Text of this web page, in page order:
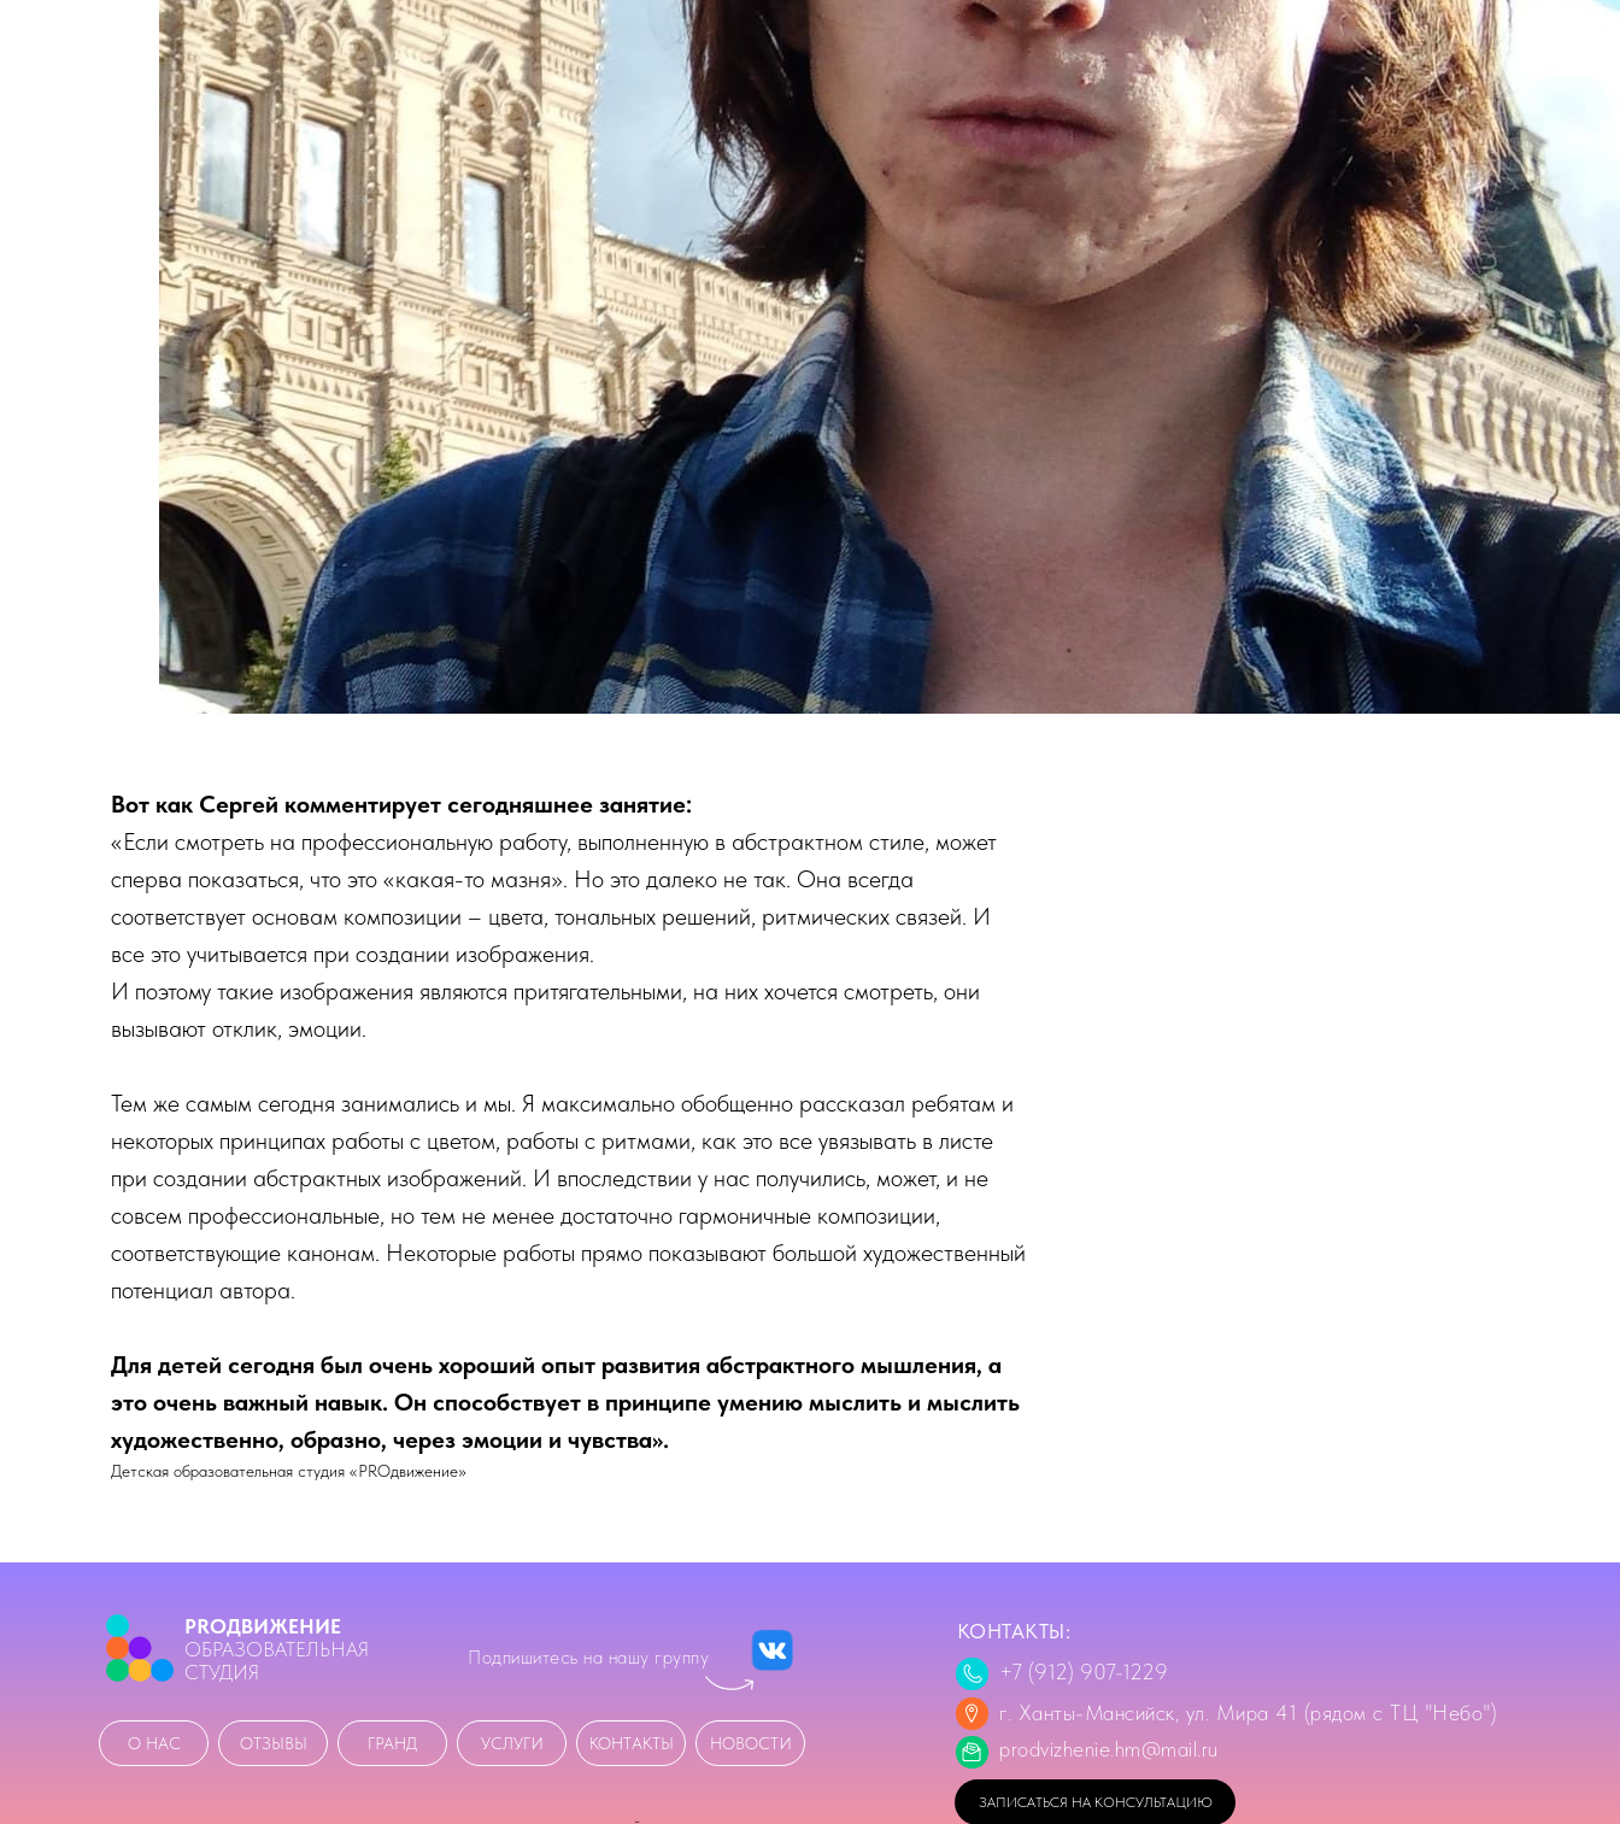
Вот как Сергей комментирует сегодняшнее занятие:
«Если смотреть на профессиональную работу, выполненную в абстрактном стиле, может
сперва показаться, что это «какая-то мазня». Но это далеко не так. Она всегда
соответствует основам композиции – цвета, тональных решений, ритмических связей. И
все это учитывается при создании изображения.
И поэтому такие изображения являются притягательными, на них хочется смотреть, они
вызывают отклик, эмоции.
Тем же самым сегодня занимались и мы. Я максимально обобщенно рассказал ребятам и
некоторых принципах работы с цветом, работы с ритмами, как это все увязывать в листе
при создании абстрактных изображений. И впоследствии у нас получились, может, и не
совсем профессиональные, но тем не менее достаточно гармоничные композиции,
соответствующие канонам. Некоторые работы прямо показывают большой художественный
потенциал автора.
Для детей сегодня был очень хороший опыт развития абстрактного мышления, а
это очень важный навык. Он способствует в принципе умению мыслить и мыслить
художественно, образно, через эмоции и чувства».
Детская образовательная студия «PROдвижение»
PROДВИЖЕНИЕ
ОБРАЗОВАТЕЛЬНАЯ
СТУДИЯ
НОВОСТИ
УСЛУГИ
ОТЗЫВЫ ГРАНД КОНТАКТЫ
ЗАПИСАТЬСЯ НА КОНСУЛЬТАЦИЮ
О НАС
г. Ханты-Мансийск, ул. Мира 41 (рядом с ТЦ "Небо")
prodvizhenie.hm@mail.ru
+7 (912) 907-1229
КОНТАКТЫ:
Подпишитесь на нашу группу